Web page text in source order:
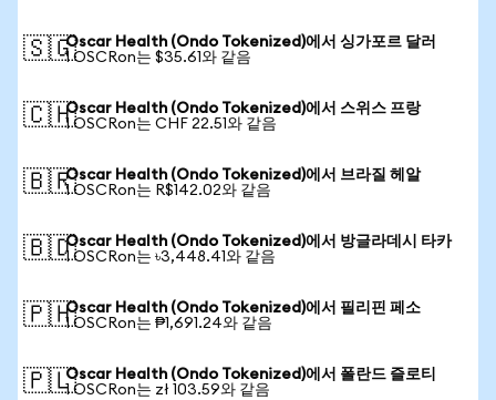
🇸🇬Oscar Health (Ondo Tokenized)에서 싱가포르 달러
1 OSCRon는 $35.61와 같음
🇨🇭Oscar Health (Ondo Tokenized)에서 스위스 프랑
1 OSCRon는 CHF 22.51와 같음
🇧🇷Oscar Health (Ondo Tokenized)에서 브라질 헤알
1 OSCRon는 R$142.02와 같음
🇧🇩Oscar Health (Ondo Tokenized)에서 방글라데시 타카
1 OSCRon는 ৳3,448.41와 같음
🇵🇭Oscar Health (Ondo Tokenized)에서 필리핀 페소
1 OSCRon는 ₱1,691.24와 같음
🇵🇱Oscar Health (Ondo Tokenized)에서 폴란드 즐로티
1 OSCRon는 zł 103.59와 같음